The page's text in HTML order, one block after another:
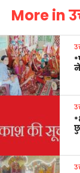
More in